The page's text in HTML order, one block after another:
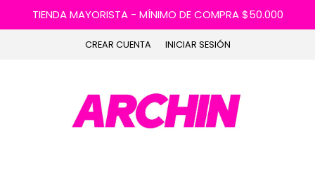
TIENDA MAYORISTA - MÍNIMO DE COMPRA $50.000
CREAR CUENTA INICIAR SESIÓN